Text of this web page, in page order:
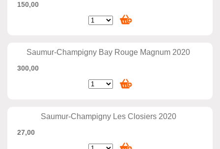
150,00
Saumur-Champigny Bay Rouge Magnum 2020
300,00
Saumur-Champigny Les Closiers 2020
27,00